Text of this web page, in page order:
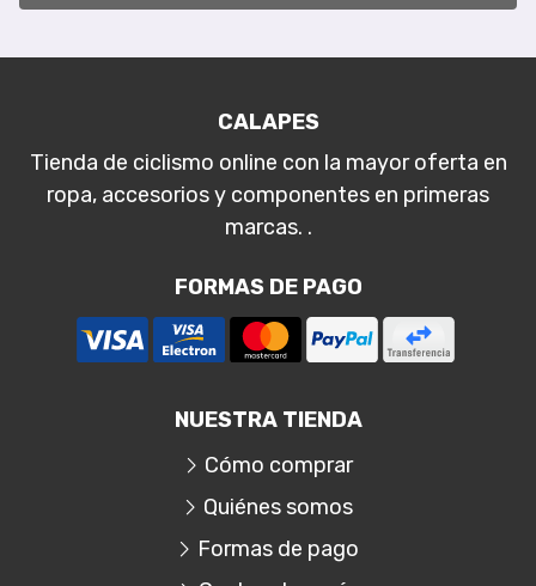
CALAPES
Tienda de ciclismo online con la mayor oferta en
ropa, accesorios y componentes en primeras
marcas. .
FORMAS DE PAGO
NUESTRA TIENDA
Cómo comprar
Quiénes somos
Formas de pago